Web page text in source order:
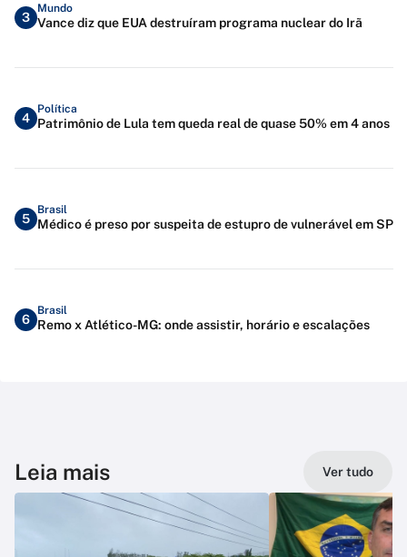
3
Mundo
Vance diz que EUA destruíram programa nuclear do Irã
4
Política
Patrimônio de Lula tem queda real de quase 50% em 4 anos
5
Brasil
Médico é preso por suspeita de estupro de vulnerável em SP
6
Brasil
Remo x Atlético-MG: onde assistir, horário e escalações
Leia mais Ver tudo